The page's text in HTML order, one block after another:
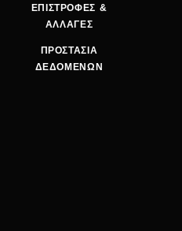
ΕΠΙΣΤΡΟΦΕΣ &
ΑΛΛΑΓΕΣ
ΠΡΟΣΤΑΣΙΑ
ΔΕΔΟΜΕΝΩΝ